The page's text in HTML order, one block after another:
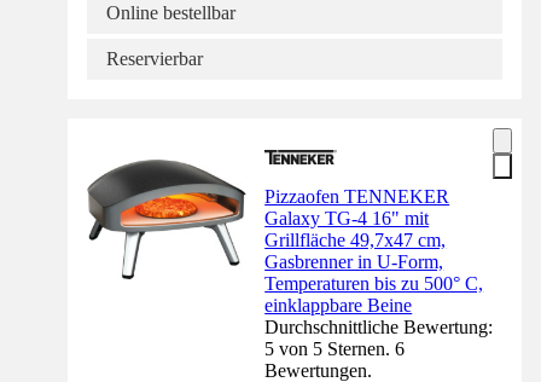
Online bestellbar
Reservierbar
Pizzaofen TENNEKER
Galaxy TG-4 16" mit
Grillfläche 49,7x47 cm,
Gasbrenner in U-Form,
Temperaturen bis zu 500° C,
einklappbare Beine
Durchschnittliche Bewertung:
5 von 5 Sternen. 6
Bewertungen.